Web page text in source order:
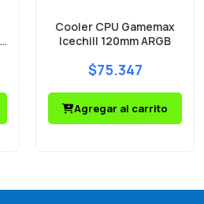
Cooler CPU Gamemax
Icechill 120mm ARGB
$75.347
Agregar al carrito